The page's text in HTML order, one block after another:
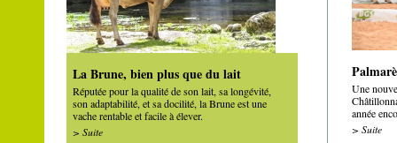
La Brune, bien plus que du lait
Réputée pour la qualité de son lait, sa longévité,
son adaptabilité, et sa docilité, la Brune est une
vache rentable et facile à élever.
> Suite
Une
année
> Suite